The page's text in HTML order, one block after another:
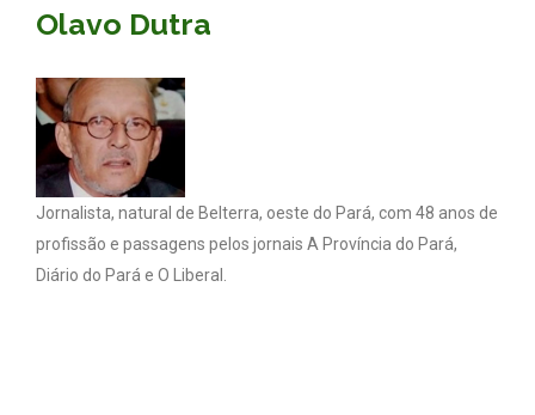
Olavo Dutra
Jornalista, natural de Belterra, oeste do Pará, com 48 anos de
profissão e passagens pelos jornais A Província do Pará,
Diário do Pará e O Liberal.